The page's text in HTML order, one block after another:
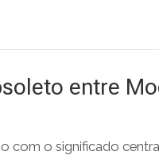
entre
com o significado